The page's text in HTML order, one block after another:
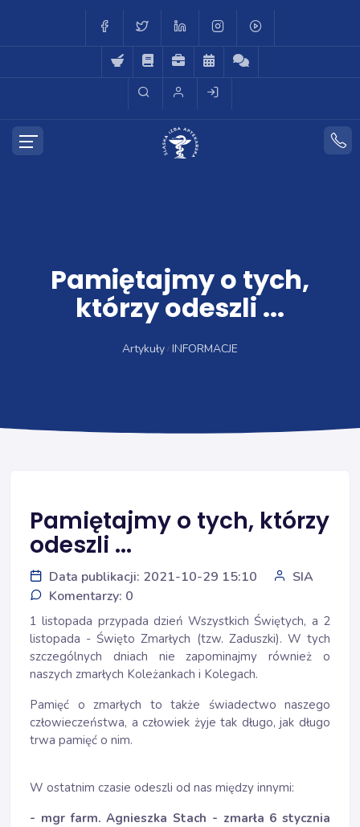
Pamiętajmy o tych,
którzy odeszli ...
Artykuły INFORMACJE
Pamiętajmy o tych, którzy
odeszli ...
Data publikacji: 2021-10-29 15:10
SIA
Komentarzy: 0
1 listopada przypada dzień Wszystkich Świętych, a 2
listopada - Święto Zmarłych (tzw. Zaduszki). W tych
szczególnych dniach nie zapominajmy również o
naszych zmarłych Koleżankach i Kolegach.
Pamięć o zmarłych to także świadectwo naszego
człowieczeństwa, a człowiek żyje tak długo, jak długo
trwa pamięć o nim.
W ostatnim czasie odeszli od nas między innymi:
- mgr farm. Agnieszka Stach - zmarła 6 stycznia